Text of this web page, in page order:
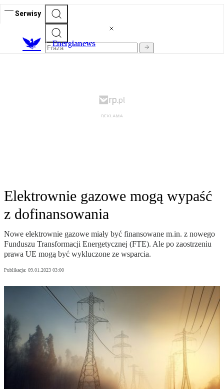
Serwisy
Energianews
Elektrownie gazowe mogą wypaść
z dofinansowania
Nowe elektrownie gazowe miały być finansowane m.in. z nowego
Funduszu Transformacji Energetycznej (FTE). Ale po zaostrzeniu
prawa UE mogą być wykluczone ze wsparcia.
Publikacja: 09.01.2023 03:00